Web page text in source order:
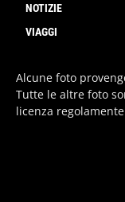
NOTIZIE
VIAGGI
Alcune foto
Tutte le altre foto
licenza